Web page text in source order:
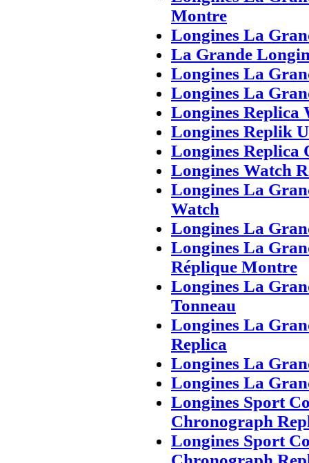
Montre
Longines La
La Grande
Longines La
Longines La
Longines Replica
Longines Replik
Longines Replica
Longines Watch
Longines La
Watch
Longines La
Longines La
Réplique Montre
Longines La
Tonneau
Longines La
Replica
Longines La
Longines La
Longines Sport
Chronograph
Longines Sport